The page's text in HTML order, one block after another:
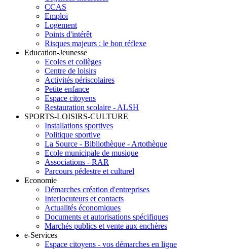
CCAS
Emploi
Logement
Points d'intérêt
Risques majeurs : le bon réflexe
Education-Jeunesse
Ecoles et collèges
Centre de loisirs
Activités périscolaires
Petite enfance
Espace citoyens
Restauration scolaire - ALSH
SPORTS-LOISIRS-CULTURE
Installations sportives
Politique sportive
La Source - Bibliothèque - Artothèque
Ecole municipale de musique
Associations - RAR
Parcours pédestre et culturel
Economie
Démarches création d'entreprises
Interlocuteurs et contacts
Actualités économiques
Documents et autorisations spécifiques
Marchés publics et vente aux enchères
e-Services
Espace citoyens - vos démarches en ligne